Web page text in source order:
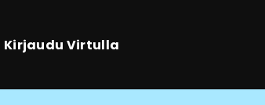
Kirjaudu Virtulla